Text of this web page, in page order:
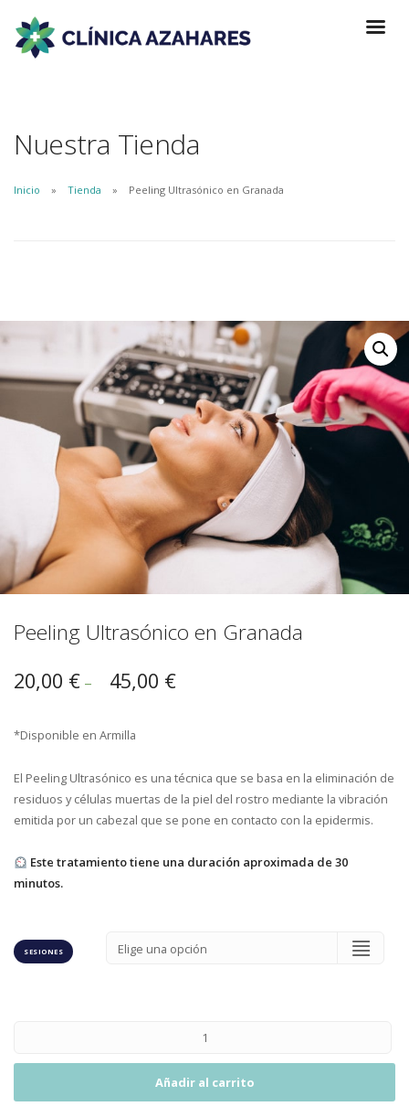
Nuestra Tienda
Inicio Tienda Peeling Ultrasónico en Granada
Peeling Ultrasónico en Granada
20,00 € – 45,00 €
*Disponible en Armilla
El Peeling Ultrasónico es una técnica que se basa en la eliminación de
residuos y células muertas de la piel del rostro mediante la vibración
emitida por un cabezal que se pone en contacto con la epidermis.
Este tratamiento tiene una duración aproximada de 30
minutos.
SESIONES
Añadir al carrito